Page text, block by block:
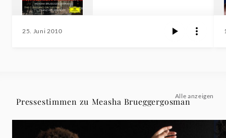
25. Juni 2010
Pressestimmen zu Measha Brueggergosman
Alle anzeigen